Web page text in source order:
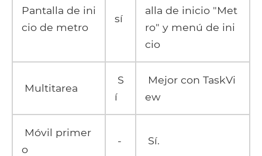
Pantalla de ini
cio de metro
sí
alla de inicio "Met
ro" y menú de ini
cio
Multitarea
S
í
Mejor con TaskVi
ew
Móvil primer
o
- Sí.